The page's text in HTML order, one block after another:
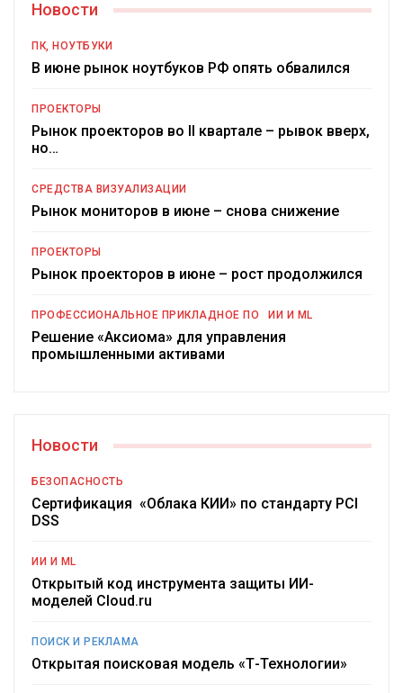
Новости
ПК, НОУТБУКИ
В июне рынок ноутбуков РФ опять обвалился
ПРОЕКТОРЫ
Рынок проекторов во II квартале – рывок вверх,
но…
СРЕДСТВА ВИЗУАЛИЗАЦИИ
Рынок мониторов в июне – снова снижение
ПРОЕКТОРЫ
Рынок проекторов в июне – рост продолжился
ПРОФЕССИОНАЛЬНОЕ ПРИКЛАДНОЕ ПО ИИ И ML
Решение «Аксиома» для управления
промышленными активами
Новости
БЕЗОПАСНОСТЬ
Сертификация «Облака КИИ» по стандарту PCI
DSS
ИИ И ML
Открытый код инструмента защиты ИИ-
моделей Cloud.ru
ПОИСК И РЕКЛАМА
Открытая поисковая модель «Т-Технологии»